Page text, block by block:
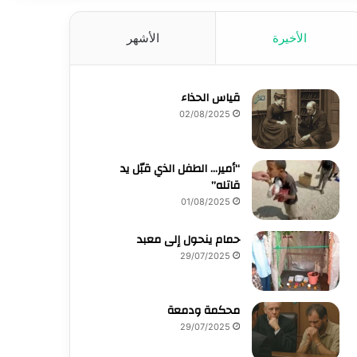
الأخيرة الأشهر
قياس الحذاء
02/08/2025
“أمير… الطفل الذي قبّل يد
قاتله”
01/08/2025
حمام ينحول إلى معبد
29/07/2025
محكمة ودمعة
29/07/2025